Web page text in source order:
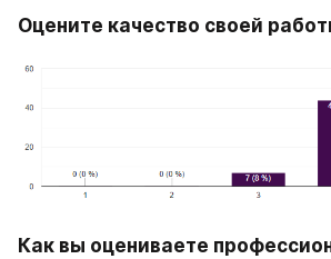
Оцените качество своей
Как вы оцениваете